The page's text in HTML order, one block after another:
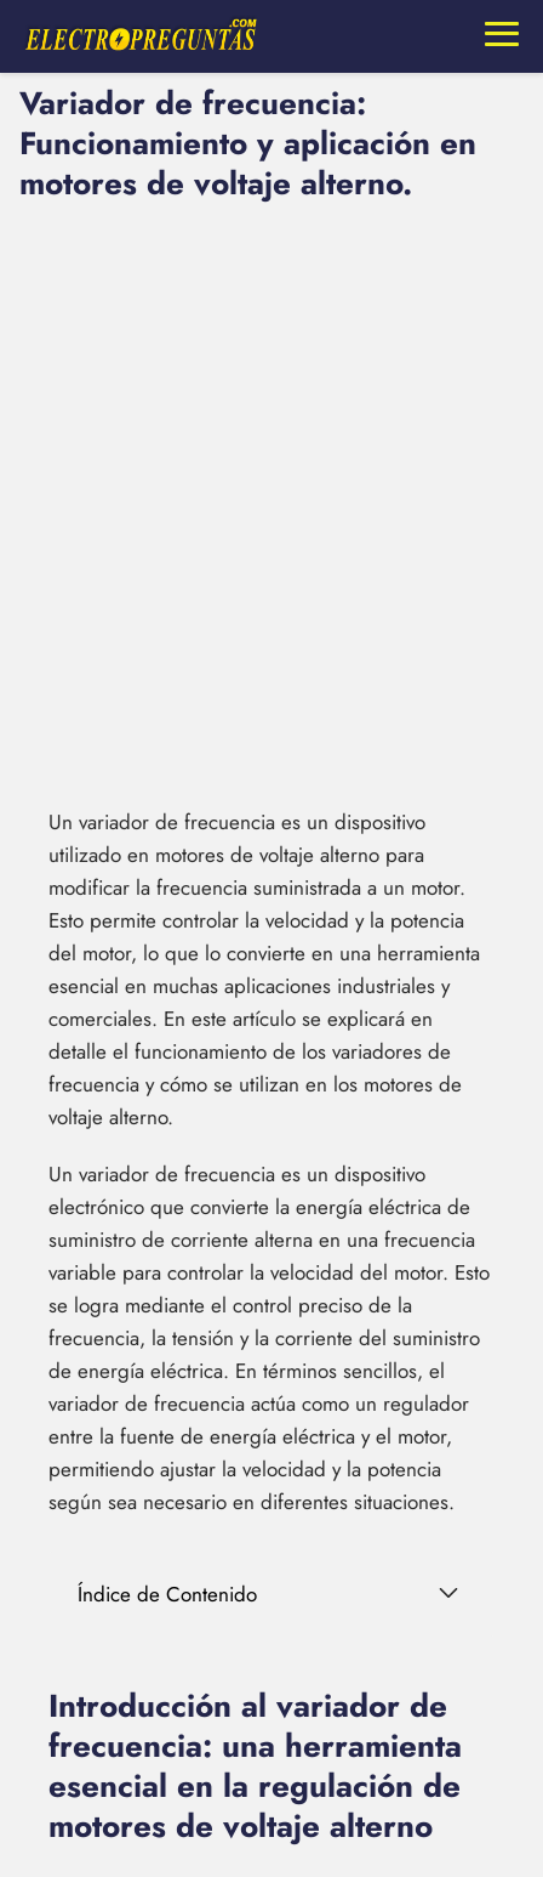
Variador de frecuencia:
Funcionamiento y aplicación en
motores de voltaje alterno.
Un variador de frecuencia es un dispositivo
utilizado en motores de voltaje alterno para
modificar la frecuencia suministrada a un motor.
Esto permite controlar la velocidad y la potencia
del motor, lo que lo convierte en una herramienta
esencial en muchas aplicaciones industriales y
comerciales. En este artículo se explicará en
detalle el funcionamiento de los variadores de
frecuencia y cómo se utilizan en los motores de
voltaje alterno.
Un variador de frecuencia es un dispositivo
electrónico que convierte la energía eléctrica de
suministro de corriente alterna en una frecuencia
variable para controlar la velocidad del motor. Esto
se logra mediante el control preciso de la
frecuencia, la tensión y la corriente del suministro
de energía eléctrica. En términos sencillos, el
variador de frecuencia actúa como un regulador
entre la fuente de energía eléctrica y el motor,
permitiendo ajustar la velocidad y la potencia
según sea necesario en diferentes situaciones.
Índice de Contenido
Introducción al variador de
frecuencia: una herramienta
esencial en la regulación de
motores de voltaje alterno